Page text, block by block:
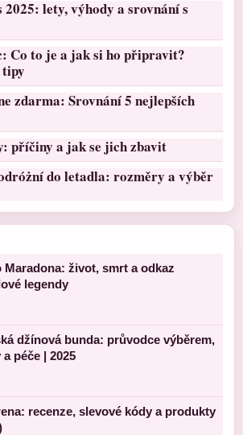
lety, výhody a srovnání s
Co to je a jak si ho připravit?
tipy
zdarma: Srovnání 5 nejlepších
příčiny a jak se jich zbavit
do letadla: rozměry a výběr
Maradona: život, smrt a odkaz
legendy
džínová bunda: průvodce výběrem,
péče | 2025
recenze, slevové kódy a produkty